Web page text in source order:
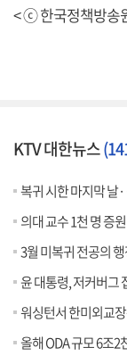
< ⓒ 한국정책방송
KTV 대한뉴스
복귀 시한 마지막 날
의대 교수 1천 명 증
3월 미복귀 전공의
윤 대통령, 저커버그
워싱턴서 한미외교
올해 ODA 규모 6조2